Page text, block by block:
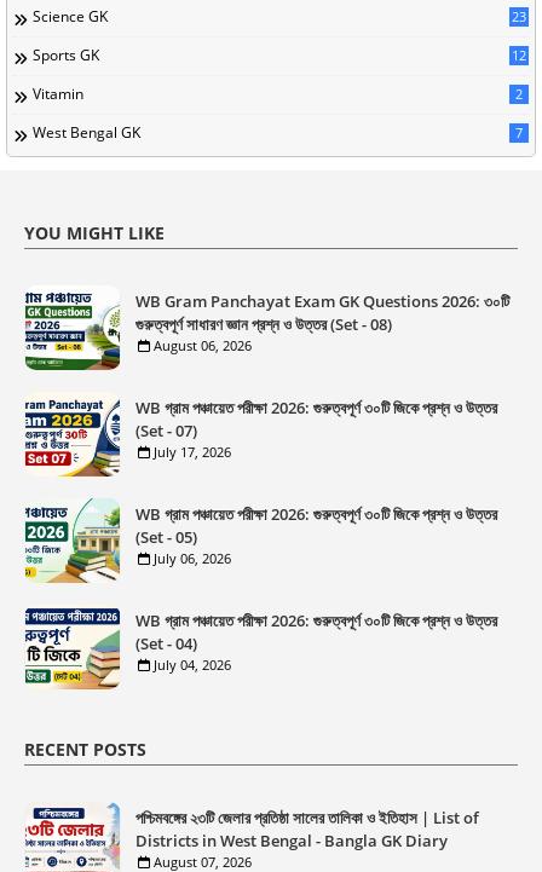
Science GK 23
Sports GK 12
Vitamin 2
West Bengal GK 7
YOU MIGHT LIKE
WB Gram Panchayat Exam GK Questions 2026: ৩০টি
গুরুত্বপূর্ণ সাধারণ জ্ঞান প্রশ্ন ও উত্তর (Set - 08)
August 06, 2026
WB গ্রাম পঞ্চায়েত পরীক্ষা 2026: গুরুত্বপূর্ণ ৩০টি জিকে প্রশ্ন ও উত্তর
(Set - 07)
July 17, 2026
WB গ্রাম পঞ্চায়েত পরীক্ষা 2026: গুরুত্বপূর্ণ ৩০টি জিকে প্রশ্ন ও উত্তর
(Set - 05)
July 06, 2026
WB গ্রাম পঞ্চায়েত পরীক্ষা 2026: গুরুত্বপূর্ণ ৩০টি জিকে প্রশ্ন ও উত্তর
(Set - 04)
July 04, 2026
RECENT POSTS
পশ্চিমবঙ্গের ২৩টি জেলার প্রতিষ্ঠা সালের তালিকা ও ইতিহাস | List of
Districts in West Bengal - Bangla GK Diary
August 07, 2026